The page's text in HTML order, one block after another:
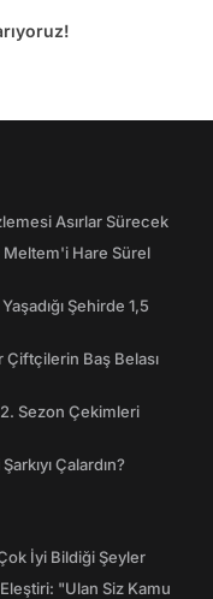
Asırlar Sürecek
Meltem'i Hare Sürel
Şehirde 1,5
Çiftçilerin Baş Belası
Sezon Çekimleri
Çalardın?
İyi Bildiği Şeyler
"Ulan Siz Kamu